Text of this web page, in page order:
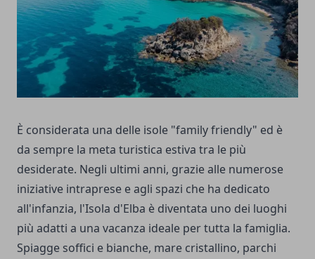
È considerata una delle isole "family friendly" ed è
da sempre la meta turistica estiva tra le più
desiderate. Negli ultimi anni, grazie alle numerose
iniziative intraprese e agli spazi che ha dedicato
all'infanzia, l'Isola d'Elba è diventata uno dei luoghi
più adatti a una vacanza ideale per tutta la famiglia.
Spiagge soffici e bianche, mare cristallino, parchi